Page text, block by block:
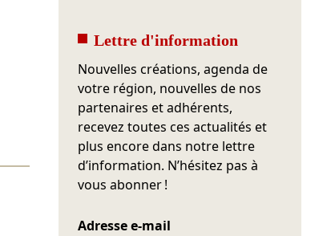
Lettre d'information
Nouvelles créations, agenda de
votre région, nouvelles de nos
partenaires et adhérents,
recevez toutes ces actualités et
plus encore dans notre lettre
d’information. N’hésitez pas à
vous abonner !
Adresse e-mail